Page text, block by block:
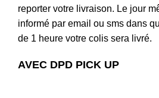
reporter votre livraison. Le jour
informé par email ou sms dans
de 1 heure votre colis sera livré.
AVEC DPD PICK UP